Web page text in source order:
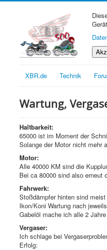
XBR.de Technik
Wartung,
Haltbarkeit:
65000 ist im Moment der
Solange der Motor nicht mehr
Motor:
Alle 40000 KM sind die
Bei ca 80000 sind also erneut
Fahrwerk:
Stoßdämpfer hinten sind
Ikon/Koni Wartung nach
Gabelöl mache ich alle 2
Vergaser:
Ich schlage bei
Erfolg: